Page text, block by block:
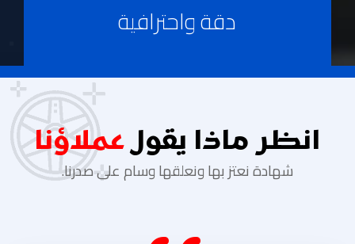
دقة واحترافية
انظر ماذا يقولعملاؤنا
شهادة نعتز بها ونعلقها وسام على صدرنا.